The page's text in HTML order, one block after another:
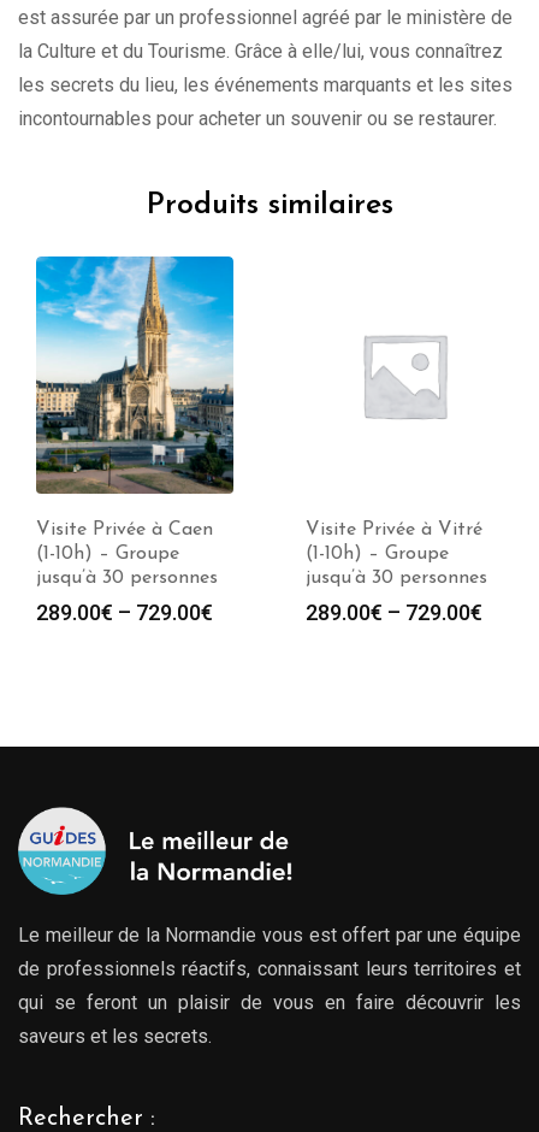
est assurée par un professionnel agréé par le ministère de
la Culture et du Tourisme. Grâce à elle/lui, vous connaîtrez
les secrets du lieu, les événements marquants et les sites
incontournables pour acheter un souvenir ou se restaurer.
Produits similaires
Visite Privée à Caen
(1-10h) – Groupe
jusqu’à 30 personnes
289.00€ – 729.00€
Visite Privée à Vitré
(1-10h) – Groupe
jusqu’à 30 personnes
289.00€ – 729.00€
Le meilleur de la Normandie vous est offert par une équipe
de professionnels réactifs, connaissant leurs territoires et
qui se feront un plaisir de vous en faire découvrir les
saveurs et les secrets.
Rechercher :